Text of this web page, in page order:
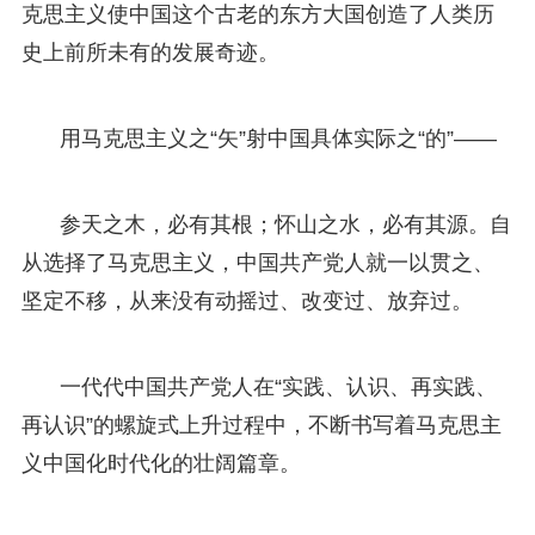
克思主义使中国这个古老的东方大国创造了人类历
史上前所未有的发展奇迹。
用马克思主义之“矢”射中国具体实际之“的”——
参天之木，必有其根；怀山之水，必有其源。自
从选择了马克思主义，中国共产党人就一以贯之、
坚定不移，从来没有动摇过、改变过、放弃过。
一代代中国共产党人在“实践、认识、再实践、
再认识”的螺旋式上升过程中，不断书写着马克思主
义中国化时代化的壮阔篇章。